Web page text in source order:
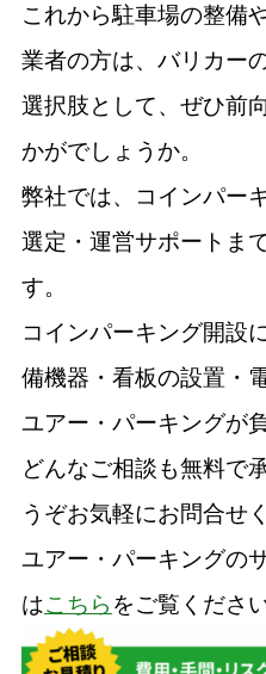
これから駐車場の整備
業者の方は、バリカー
選択肢として、ぜひ前
かがでしょうか。
弊社では、コインパー
選定・運営サポートま
す。
コインパーキング開設
備機器・看板の設置・
ユアー・パーキングが
どんなご相談も無料で
うぞお気軽にお問合せ
ユアー・パーキングの
はこちら をご覧ください